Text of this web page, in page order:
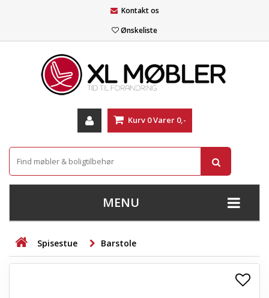
Kontakt os
Ønskeliste
Kurv 0Varer 0,-
MENU
+
STUE
+
Spisestue Barstole